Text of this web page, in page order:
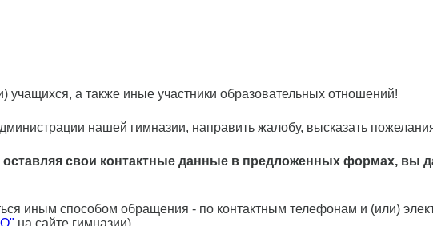
учащихся, а также иные участники образовательных отношений!
нашей гимназии, направить жалобу, высказать
свои контактные данные в предложенных формах, вы
иным способом обращения - по контактным телефонам и (или)
на сайте гимназии).